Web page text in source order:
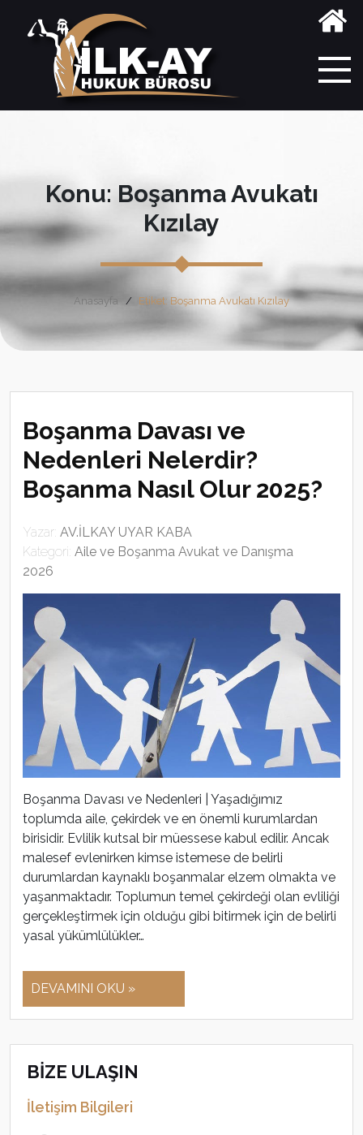
Konu: Boşanma Avukatı
Kızılay
Anasayfa Etiket: Boşanma Avukatı Kızılay
Boşanma Davası ve
Nedenleri Nelerdir?
Boşanma Nasıl Olur 2025?
Yazar: AV.İLKAY UYAR KABA
Kategori: Aile ve Boşanma Avukat ve Danışma
2026
Boşanma Davası ve Nedenleri | Yaşadığımız
toplumda aile, çekirdek ve en önemli kurumlardan
birisidir. Evlilik kutsal bir müessese kabul edilir. Ancak
malesef evlenirken kimse istemese de belirli
durumlardan kaynaklı boşanmalar elzem olmakta ve
yaşanmaktadır. Toplumun temel çekirdeği olan evliliği
gerçekleştirmek için olduğu gibi bitirmek için de belirli
yasal yükümlülükler…
DEVAMINI OKU »
BİZE ULAŞIN
İletişim Bilgileri